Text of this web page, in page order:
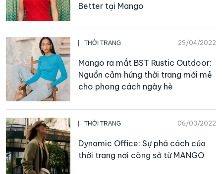
Better tại Mango
THỜI TRANG 29/04/2022
Mango ra mắt BST Rustic Outdoor:
Nguồn cảm hứng thời trang mới mẻ
cho phong cách ngày hè
THỜI TRANG 06/03/2022
Dynamic Office: Sự phá cách của
thời trang nơi công sở từ MANGO